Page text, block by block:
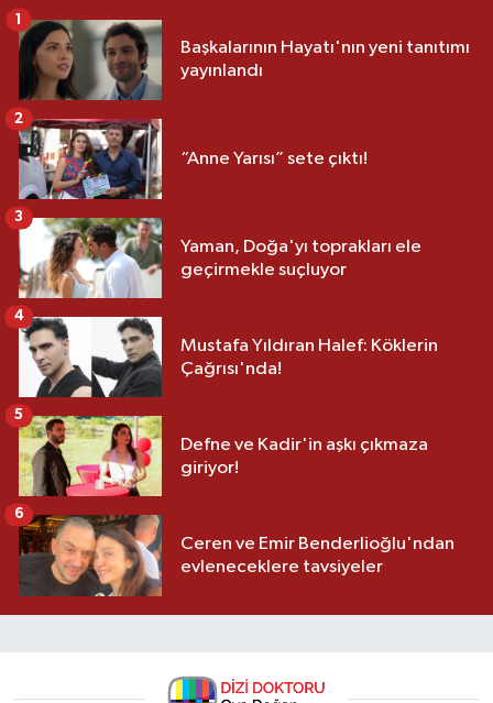
Başkalarının Hayatı'nın yeni tanıtımı
yayınlandı
1
“Anne Yarısı” sete çıktı!
2
Yaman, Doğa'yı toprakları ele
geçirmekle suçluyor
3
Mustafa Yıldıran Halef: Köklerin
Çağrısı'nda!
4
Defne ve Kadir'in aşkı çıkmaza
giriyor!
5
Ceren ve Emir Benderlioğlu'ndan
evleneceklere tavsiyeler
6